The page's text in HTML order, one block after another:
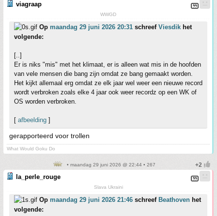
viagraap
WWGD
Op maandag 29 juni 2026 20:31 schreef Viesdik het
volgende:
[..]
Er is niks "mis" met het klimaat, er is alleen wat mis in de hoofden
van vele mensen die bang zijn omdat ze bang gemaakt worden.
Het kijkt allemaal erg omdat ze elk jaar wel weer een nieuwe record
wordt verbroken zoals elke 4 jaar ook weer recordz op een WK of
OS worden verbroken.
[ afbeelding ]
gerapporteerd voor trollen
What Would Goku Do
• maandag 29 juni 2026 @ 22:44 • 267
la_perle_rouge
Slava Ukraini
Op maandag 29 juni 2026 21:46 schreef Beathoven het
volgende: